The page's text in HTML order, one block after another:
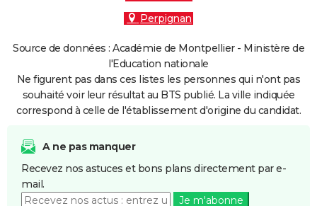
Perpignan
Source de données : Académie de Montpellier - Ministère de
l'Education nationale
Ne figurent pas dans ces listes les personnes qui n'ont pas
souhaité voir leur résultat au BTS publié. La ville indiquée
correspond à celle de l'établissement d'origine du candidat.
A ne pas manquer
Recevez nos astuces et bons plans directement par e-
mail.
Je m'abonne